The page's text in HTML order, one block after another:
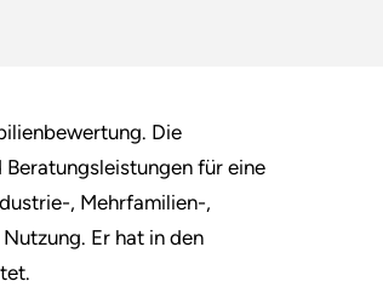
Die
für eine
, Mehrfamilien-,
Er hat in den